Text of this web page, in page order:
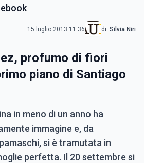
15 luglio 2013 11:36 di: Silvia Niri
profumo di fiori
piano di Santiago
in meno di un anno ha
immagine e, da
si è tramutata in
perfetta. Il 20 settembre si